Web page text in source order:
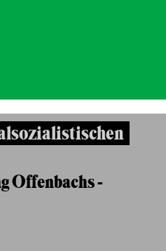
Offenbachs -